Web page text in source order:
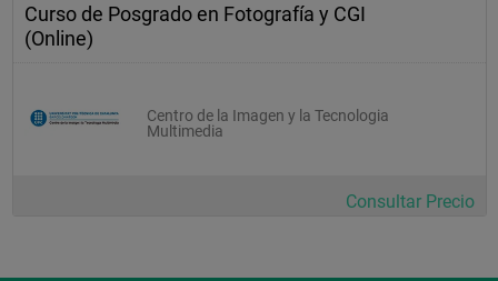
Curso de Posgrado en Fotografía y CGI
(Online)
Centro de la Imagen y la Tecnologia
Multimedia
Consultar Precio